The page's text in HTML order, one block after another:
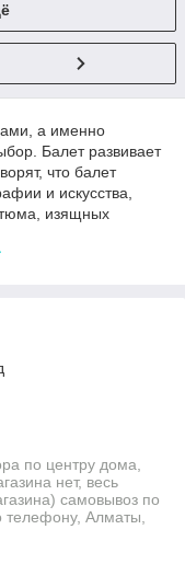
а именно
Балет развивает
что балет
и искусства,
изящных
как
выражения
Традиционный
поставлен со
заменен
которые создают
танца.
классический
балет и
из самых
которыми
по центру дома,
нет, весь
самовывоз по
телефону, Алматы,